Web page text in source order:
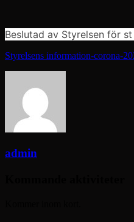
Beslutad av Styrelsen för
Styrelsens information-corona-
admin